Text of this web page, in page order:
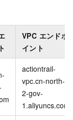
VPC エンドポ
イント
actiontrail-
vpc.cn-north-
2-gov-
1.aliyuncs.com